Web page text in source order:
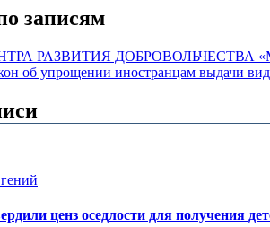
записям
РАЗВИТИЯ
об упрощении иностранцам выдачи
ценз оседлости для получения